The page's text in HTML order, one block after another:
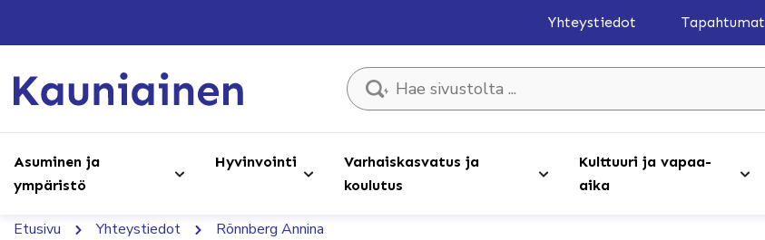
Yhteystiedot Tapahtumat
Hae sivustolta ...
Asuminen ja
ympäristö
Hyvinvointi
Varhaiskasvatus ja
koulutus
Kulttuuri ja vapaa-
aika
Etusivu Yhteystiedot Rönnberg Annina